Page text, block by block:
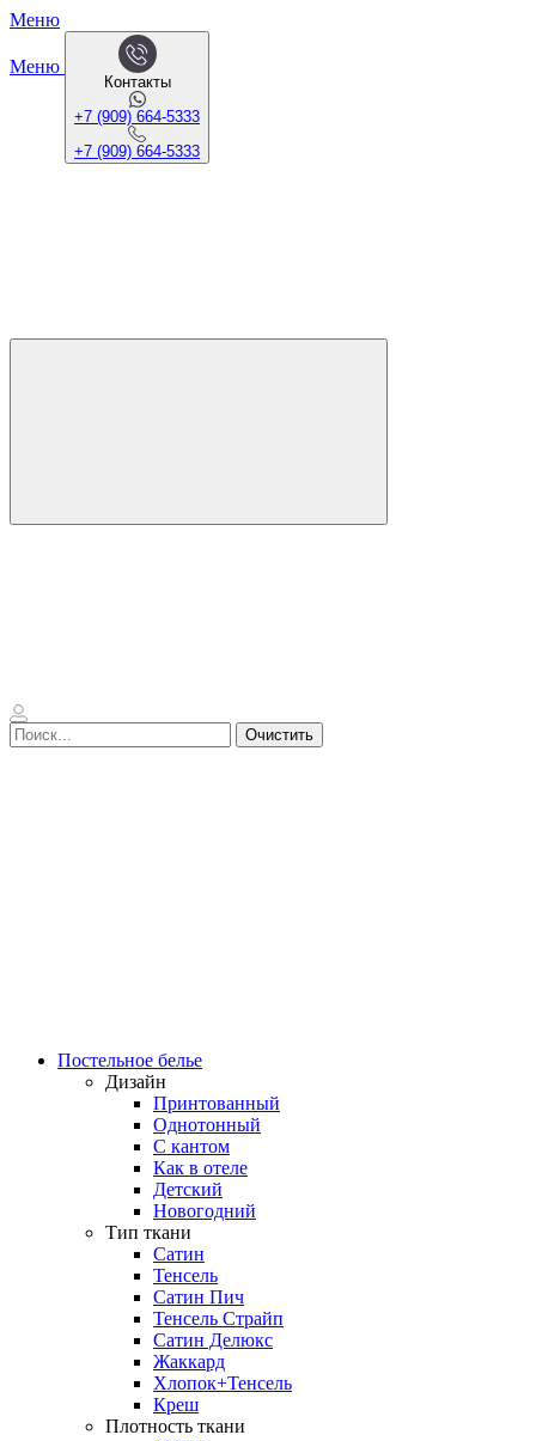
Меню
Меню
Контакты
+7 (909) 664-5333
+7 (909) 664-5333
Очистить
Постельное белье
Дизайн
Принтованный
Однотонный
С кантом
Как в отеле
Детский
Новогодний
Тип ткани
Сатин
Тенсель
Сатин Пич
Тенсель Страйп
Сатин Делюкс
Жаккард
Хлопок+Тенсель
Креш
Плотность ткани